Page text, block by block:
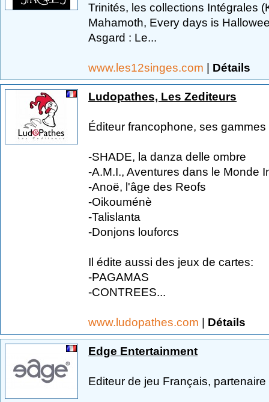
Trinités, les collections Intégrales
Mahamoth, Every days is
Asgard : Le...
www.les12singes.com | Détails
Ludopathes, Les Zediteurs
Éditeur francophone, ses
-SHADE, la danza delle ombre
-A.M.I., Aventures dans le Monde
-Anoë, l'âge des Reofs
-Oikouménè
-Talislanta
-Donjons louforcs
Il édite aussi des jeux de cartes:
-PAGAMAS
-CONTREES...
www.ludopathes.com | Détails
Edge Entertainment
Editeur de jeu Français,